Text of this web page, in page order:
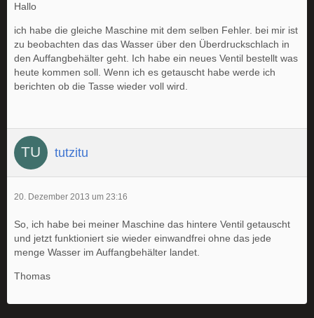
Hallo
ich habe die gleiche Maschine mit dem selben Fehler. bei mir ist
zu beobachten das das Wasser über den Überdruckschlach in
den Auffangbehälter geht. Ich habe ein neues Ventil bestellt was
heute kommen soll. Wenn ich es getauscht habe werde ich
berichten ob die Tasse wieder voll wird.
tutzitu
20. Dezember 2013 um 23:16
So, ich habe bei meiner Maschine das hintere Ventil getauscht
und jetzt funktioniert sie wieder einwandfrei ohne das jede
menge Wasser im Auffangbehälter landet.
Thomas